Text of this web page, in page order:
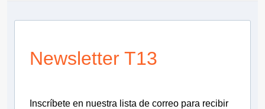
Newsletter T13
Inscríbete en nuestra lista de correo para recibir